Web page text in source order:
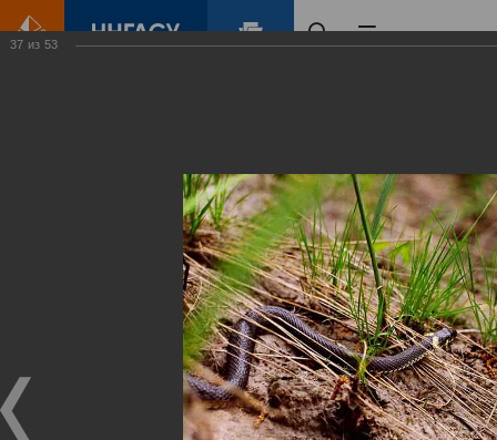
Виртуальные
выставки
(фотоальбомы)
37 из 53